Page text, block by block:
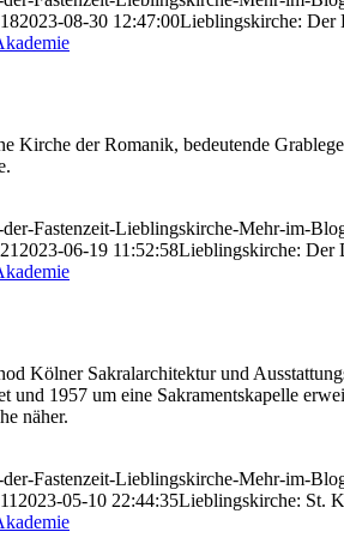
2023-08-30 12:47:00Lieblingskirche: Der
Kirche der Romanik, bedeutende
Fastenzeit-Lieblingskirche-Mehr-im-
2023-06-19 11:52:58Lieblingskirche: Der
Kölner Sakralarchitektur und
und 1957 um eine Sakramentskapelle
näher.
Fastenzeit-Lieblingskirche-Mehr-im-
2023-05-10 22:44:35Lieblingskirche: St.